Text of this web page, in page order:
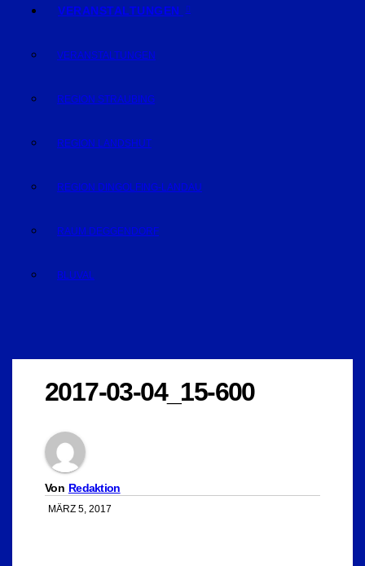
VERANSTALTUNGEN
VERANSTALTUNGEN
REGION STRAUBING
REGION LANDSHUT
REGION DINGOLFING-LANDAU
RAUM DEGGENDORF
BLUVAL
2017-03-04_15-600
Von Redaktion
MÄRZ 5, 2017